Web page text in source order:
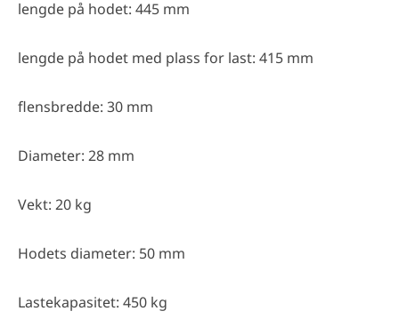
lengde på hodet: 445 mm
lengde på hodet med plass for last: 415 mm
flensbredde: 30 mm
Diameter: 28 mm
Vekt: 20 kg
Hodets diameter: 50 mm
Lastekapasitet: 450 kg